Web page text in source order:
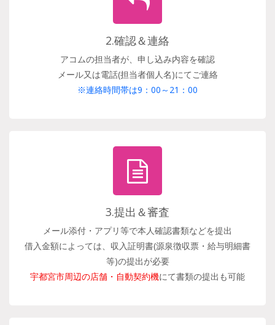
2.確認＆連絡
アコムの担当者が、申し込み内容を確認
メール又は電話(担当者個人名)にてご連絡
※連絡時間帯は9：00～21：00
3.提出＆審査
メール添付・アプリ等で本人確認書類などを提出
借入金額によっては、収入証明書(源泉徴収票・給与明細書
等)の提出が必要
宇都宮市周辺の店舗・自動契約機にて書類の提出も可能